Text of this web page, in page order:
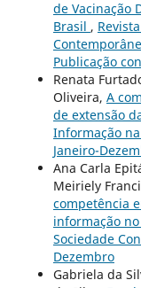
de Vacinação
Brasil ,
Publicação
Renata
Oliveira, A
de extensão
Informação
Janeiro-
Ana Carla
Meiriely
competência
informação
Sociedade
Dezembro
Gabriela da